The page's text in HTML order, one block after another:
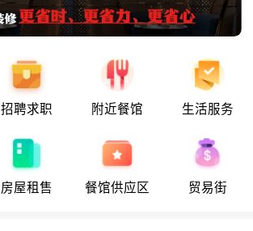
招聘求职 附近餐馆 生活服务
房屋租售 餐馆供应区 贸易街
地铁8号线部分关闭！宠物店违规罚款出
炉！
巴黎地铁音乐家海选启动！